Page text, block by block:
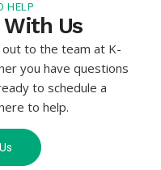
HELP
With Us
to the team at K-
you have questions
to schedule a
to help.